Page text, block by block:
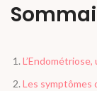
Les symptômes